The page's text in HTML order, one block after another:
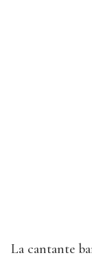
La cantante